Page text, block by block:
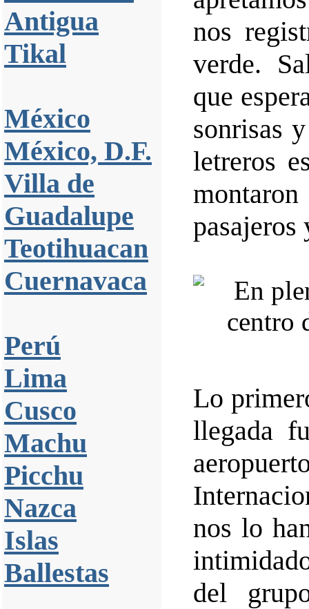
Antigua
Tikal
México
México, D.F.
Villa de
Guadalupe
Teotihuacan
Cuernavaca
Perú
Lima
Cusco
Machu
Picchu
Nazca
Islas
Ballestas
nos
verde.
que
sonrisas
letreros
pasajeros
Lo
llegada
nos lo
del